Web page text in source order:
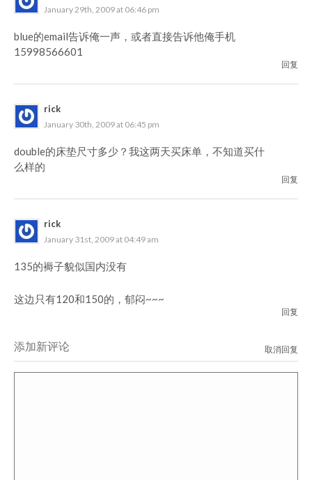
January 29th, 2009 at 06:46 pm
blue的email告诉俺一声，或者直接告诉他俺手机
15998566601
回复
rick
January 30th, 2009 at 06:45 pm
double的床垫尺寸多少？我这两天买床单，不知道买什
么样的
回复
rick
January 31st, 2009 at 04:49 am
135的褥子貌似国内没有
这边只有120和150的，郁闷~~~
回复
取消回复
添加新评论